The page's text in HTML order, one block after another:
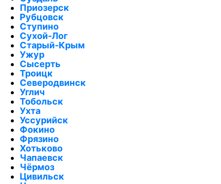
Приозерск
Рубцовск
Ступино
Сухой-Лог
Старый-Крым
Ужур
Сысерть
Троицк
Северодвинск
Углич
Тобольск
Ухта
Уссурийск
Фокино
Фрязино
Хотьково
Чапаевск
Чёрмоз
Цивильск